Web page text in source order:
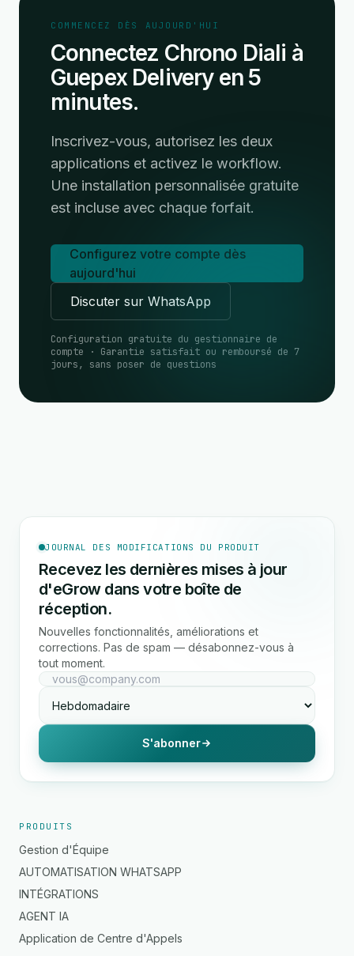
COMMENCEZ DÈS AUJOURD'HUI
Connectez Chrono Diali à
Guepex Delivery en 5
minutes.
Inscrivez-vous, autorisez les deux
applications et activez le workflow.
Une installation personnalisée gratuite
est incluse avec chaque forfait.
Configurez votre compte dès
aujourd'hui
Discuter sur WhatsApp
Configuration gratuite du gestionnaire de
compte · Garantie satisfait ou remboursé de 7
jours, sans poser de questions
JOURNAL DES MODIFICATIONS DU PRODUIT
Recevez les dernières mises à jour
d'eGrow dans votre boîte de
réception.
Nouvelles fonctionnalités, améliorations et
corrections. Pas de spam — désabonnez-vous à
tout moment.
S'abonner
PRODUITS
Gestion d'Équipe
AUTOMATISATION WHATSAPP
INTÉGRATIONS
AGENT IA
Application de Centre d'Appels